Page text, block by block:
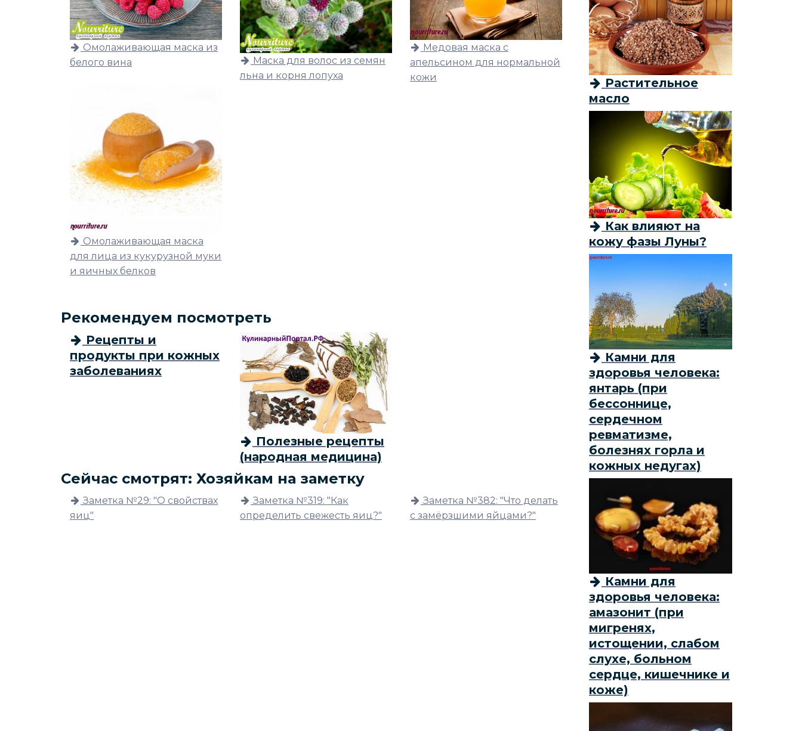
Омолаживающая маска из
белого вина
Маска для волос из семян
льна и корня лопуха
Медовая маска с
апельсином для нормальной
кожи
Омолаживающая маска
для лица из кукурузной муки
и яичных белков
Рекомендуем посмотреть
Рецепты и
продукты при кожных
заболеваниях
Полезные рецепты
(народная медицина)
Сейчас смотрят: Хозяйкам на заметку
Заметка №29: "О свойствах
яиц"
Заметка №319: "Как
определить свежесть яиц?"
Заметка №382: "Что делать
с замёрзшими яйцами?"
Растительное
масло
Как влияют на
кожу фазы Луны?
Камни для
здоровья человека:
янтарь (при
бессоннице,
сердечном
ревматизме,
болезнях горла и
кожных недугах)
Камни для
здоровья человека:
амазонит (при
мигренях,
истощении, слабом
слухе, больном
сердце, кишечнике и
коже)